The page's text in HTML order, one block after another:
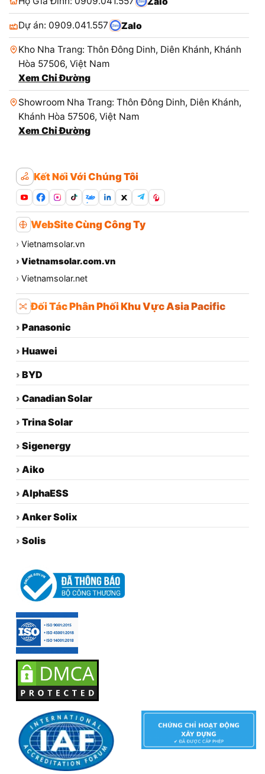
Dự án: 0909.041.557 Zalo
Kho Nha Trang: Thôn Đông Dinh, Diên Khánh, Khánh
Hòa 57506, Việt Nam
Xem Chỉ Đường
Showroom Nha Trang: Thôn Đông Dinh, Diên Khánh,
Khánh Hòa 57506, Việt Nam
Xem Chỉ Đường
Kết Nối Với Chúng Tôi
Zalo
WebSite Cùng Công Ty
› Vietnamsolar.vn
› Vietnamsolar.com.vn
› Vietnamsolar.net
Đối Tác Phân Phối Khu Vực Asia Pacific
› Panasonic
› Huawei
› BYD
› Canadian Solar
› Trina Solar
› Sigenergy
› Aiko
› AlphaESS
› Anker Solix
› Solis